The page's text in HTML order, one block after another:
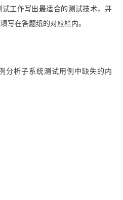
工作写出最适合的测试技术，并
写在答题纸的对应栏内。
分析子系统测试用例中缺失的内